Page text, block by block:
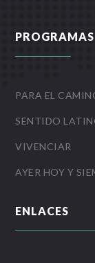
PROGRAMAS
PARA EL
SENTIDO
VIVENCIAR
AYER HOY Y
ENLACES